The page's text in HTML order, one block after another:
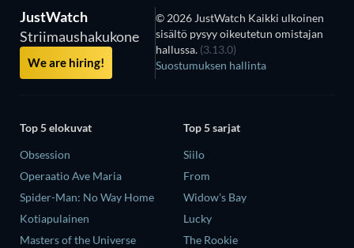
JustWatch
Striimaushakukone
We are hiring!
© 2026 JustWatch Kaikki ulkoinen
sisältö pysyy oikeutetun omistajan
hallussa. (3.13.0)
Suostumuksen hallinta
Top 5 elokuvat
Obsession
Operaatio Ave Maria
Spider-Man: No Way Home
Kotiapulainen
Masters of the Universe
Top 5 sarjat
Siilo
From
Widow's Bay
Lucky
The Rookie